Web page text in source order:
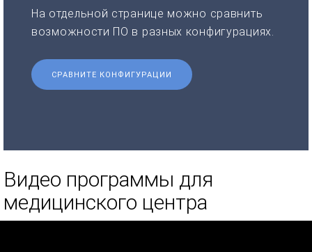
На отдельной странице можно сравнить
возможности ПО в разных конфигурациях.
СРАВНИТЕ КОНФИГУРАЦИИ
Видео программы для
медицинского центра